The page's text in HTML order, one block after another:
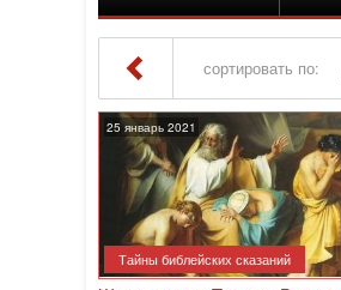
сортировать по:
Iton TV »
25 январь 2021
Тайны библейских сказаний